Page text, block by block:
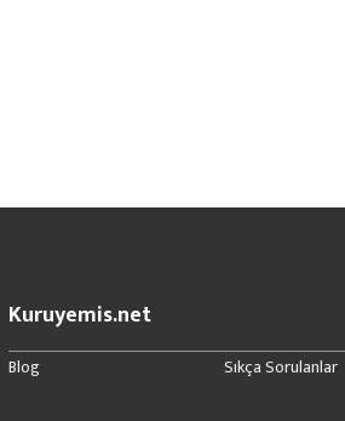
Kuruyemis.net
Blog Sıkça Sorulanlar